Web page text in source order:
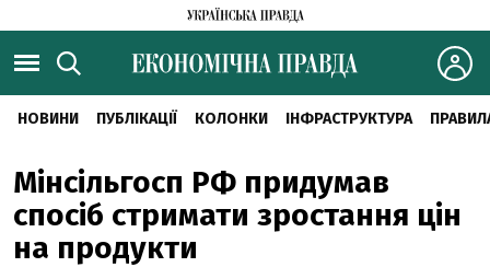
НОВИНИ ПУБЛІКАЦІЇ КОЛОНКИ ІНФРАСТРУКТУРА
Мінсільгосп РФ придумав
спосіб стримати зростання цін
на продукти